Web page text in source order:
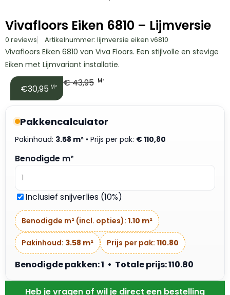
Vivafloors Eiken 6810 – Lijmversie
0 reviews Artikelnummer: lijmversie eiken v6810
Vivafloors Eiken 6810 van Viva Floors. Een stijlvolle en stevige
Eiken met Lijmvariant installatie.
€30,95 M² €43,95 M²
Pakkencalculator
Pakinhoud: 3.58 m² • Prijs per pak: €110,80
Benodigde m²
Inclusief snijverlies (10%)
Benodigde m² (incl. opties): 1.10 m²
Pakinhoud: 3.58 m² Prijs per pak: 110.80
Benodigde pakken: 1 • Totale prijs: 110.80
Heb je vragen of wil je direct een bestelling